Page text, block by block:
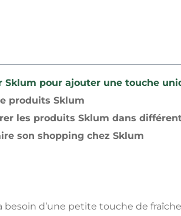
Sklum pour ajouter une touche
produits Sklum
les produits Sklum dans
son shopping chez Sklum
besoin d’une petite touche de